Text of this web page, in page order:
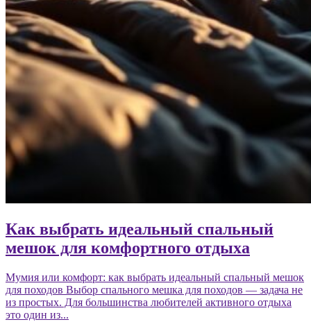
Как выбрать идеальный спальный
мешок для комфортного отдыха
Мумия или комфорт: как выбрать идеальный спальный мешок
для походов Выбор спального мешка для походов — задача не
из простых. Для большинства любителей активного отдыха
это один из...